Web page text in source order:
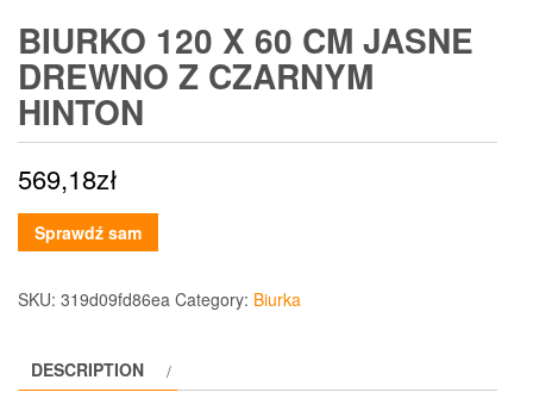
BIURKO 120 X 60 CM JASNE
DREWNO Z CZARNYM
HINTON
569,18zł
Sprawdź sam
SKU: 319d09fd86ea Category: Biurka
DESCRIPTION